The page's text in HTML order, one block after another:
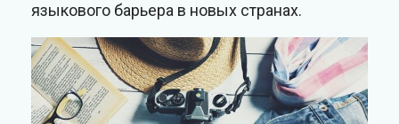
языкового барьера в новых странах.